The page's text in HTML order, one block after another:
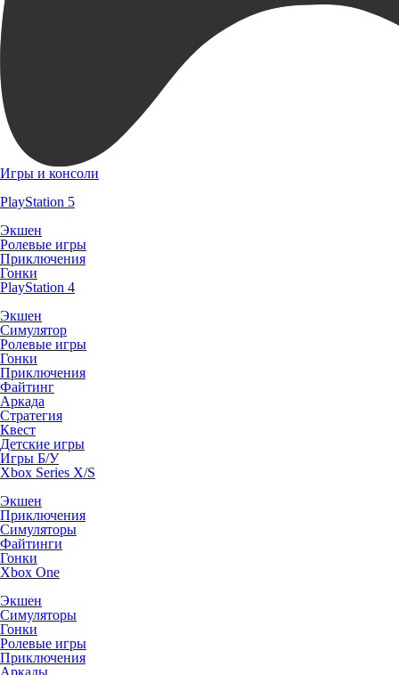
Игры и консоли
PlayStation 5
Экшен
Ролевые игры
Приключения
Гонки
PlayStation 4
Экшен
Симулятор
Ролевые игры
Гонки
Приключения
Файтинг
Аркада
Стратегия
Квест
Детские игры
Игры Б/У
Xbox Series X/S
Экшен
Приключения
Симуляторы
Файтинги
Гонки
Xbox One
Экшен
Симуляторы
Гонки
Ролевые игры
Приключения
Аркады